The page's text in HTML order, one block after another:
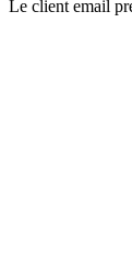
Le client email